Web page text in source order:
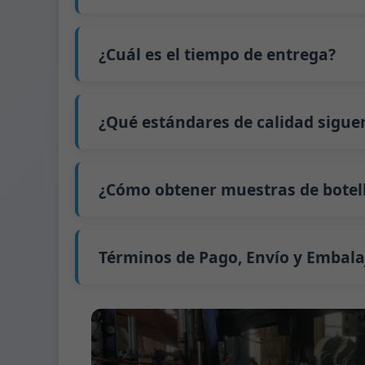
El precio será aún más bajo si cada tipo
interesado en esta botella,
contáctenos
precio exacto y prepararemos una
¿Cuál es el tiempo de entrega?
extiende a 45 días.
El envío desde China tarda
¿Qué estándares de calidad
GB4806.5一2016 <Estándar Nacional de
(CE) No. 1935/2004 Migración de metales
¿Cómo obtener muestras de
Normalmente enviamos muestras a
Términos de Pago, Envío y
Métodos de pago admitidos para los
Término de envío:
EXW, FOB, CFR, CIF
Términos de embalaje:
Palés + Divisores,